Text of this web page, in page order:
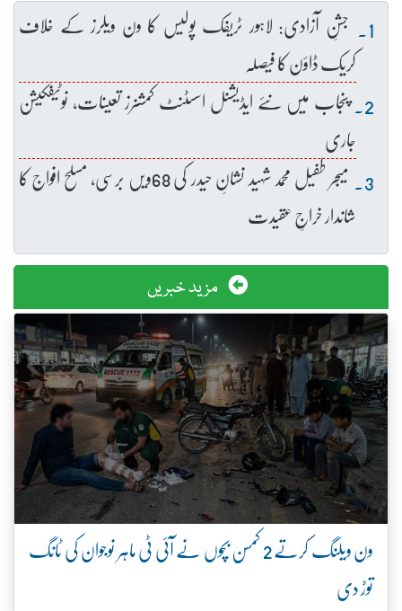
جشنِ آزادی: لاہور ٹریفک پولیس کا ون ویلرز کے خلاف
کریک ڈاؤن کا فیصلہ
پنجاب میں نئے ایڈیشنل اسسٹنٹ کمشنرز تعینات، نوٹیفکیشن
جاری
میجر طفیل محمد شہید نشانِ حیدر کی 68ویں برسی، مسلح افواج کا
شاندار خراجِ عقیدت
مزید خبریں
ون ویلنگ کرتے 2 کمسن بچوں نے آئی ٹی ماہر نوجوان کی ٹانگ
توڑ دی